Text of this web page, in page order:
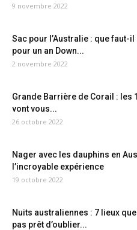
9 novembre 2022
Sac pour l’Australie : que faut-
pour un an Down...
2 novembre 2022
Grande Barrière de Corail : les
vont vous...
26 octobre 2022
Nager avec les dauphins en
l’incroyable expérience
19 octobre 2022
Nuits australiennes : 7 lieux que
pas prêt d’oublier...